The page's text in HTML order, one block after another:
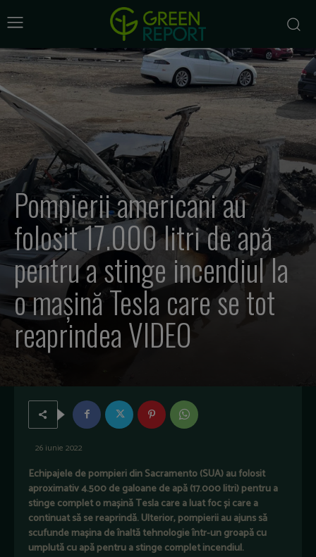
Pompierii americani au
folosit 17.000 litri de apă
pentru a stinge incendiul la
o mașină Tesla care se tot
reaprindea VIDEO
26 iunie 2022
Echipajele de pompieri din Sacramento (SUA) au folosit
aproximativ 4.500 de galoane de apă (17.000 litri) pentru a
stinge complet o mașină Tesla care a luat foc și care a
continuat să se reaprindă. Ulterior, pompierii au ajuns să
scufunde mașina de înaltă tehnologie într-un groapă cu
umplută cu apă pentru a stinge complet incendiul.